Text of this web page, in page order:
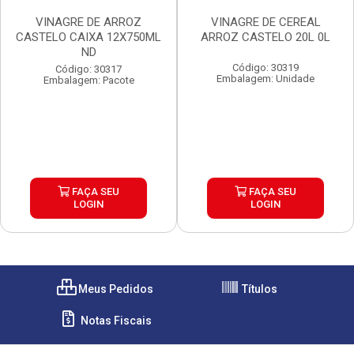
VINAGRE DE ARROZ
CASTELO CAIXA 12X750ML
ND
Código: 30317
Embalagem: Pacote
FAÇA SEU
LOGIN
VINAGRE DE CEREAL
ARROZ CASTELO 20L 0L
Código: 30319
Embalagem: Unidade
FAÇA SEU
LOGIN
Meus Pedidos Títulos
Notas Fiscais